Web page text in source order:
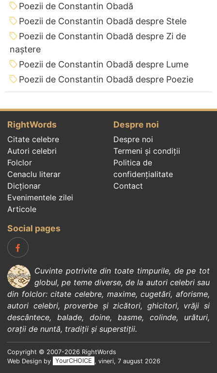
Poezii de Constantin Obadă
Poezii de Constantin Obadă despre Stele
Poezii de Constantin Obadă despre Zi de
naștere
Poezii de Constantin Obadă despre Lume
Poezii de Constantin Obadă despre Poezie
RightWords
Citate celebre
Autori celebri
Folclor
Cenaclu literar
Dicționar
Evenimentele zilei
Articole
Despre noi
Despre noi
Termeni și condiții
Politica de
confidenţialitate
Contact
Social pages
Cuvinte potrivite din toate timpurile, de pe tot
globul, pe teme diverse, de la autori celebrisau
din folclor:citate celebre, maxime,cugetări,aforisme,
autori celebri,proverbe și zicători, ghicitori, vrăji si
descântece, balade, doine, basme, colinde, urături,
orații de nuntă, tradiții și superstiții.
Copyright © 2007-2026 RightWords
Web Design by
YourCHOICE , vineri, 7 august 2026